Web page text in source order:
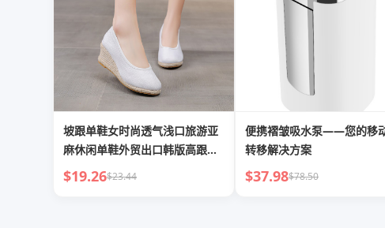
坡跟单鞋女时尚透气浅口旅游亚
麻休闲单鞋外贸出口韩版高跟单
鞋女
$19.26$23.44
便携褶皱吸水泵——您的移
转移解决方案
$37.98$78.50